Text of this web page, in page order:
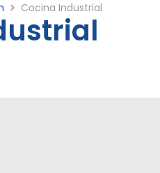
Cocina Industrial